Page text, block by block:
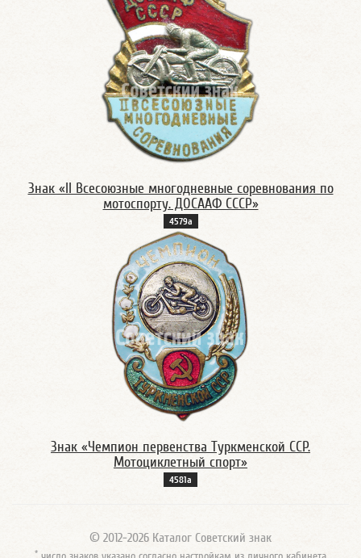
Знак «II Всесоюзные многодневные соревнования по
мотоспорту. ДОСААФ СССР»
4579а
Знак «Чемпион первенства Туркменской ССР.
Мотоциклетный спорт»
4581а
© 2012-2026 Каталог Советский знак
*